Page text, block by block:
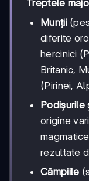
Treptele
Munții
diferite
hercinici
Britanic,
(Pirinei,
Podișurile
origine
rezultate
Câmpiile